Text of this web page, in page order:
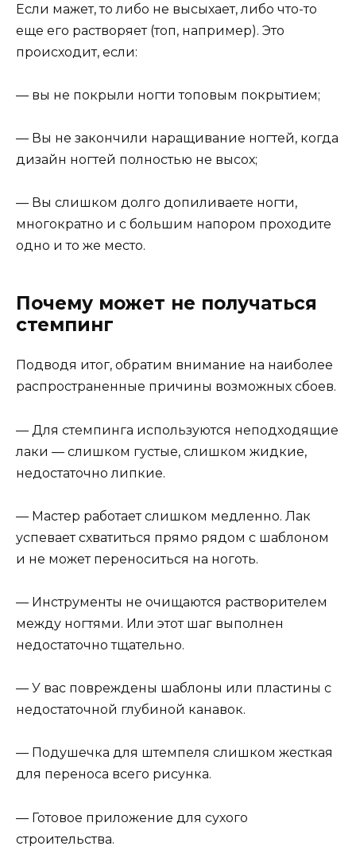
Если мажет, то либо не высыхает, либо что-то
еще его растворяет (топ, например). Это
происходит, если:
— вы не покрыли ногти топовым покрытием;
— Вы не закончили наращивание ногтей, когда
дизайн ногтей полностью не высох;
— Вы слишком долго допиливаете ногти,
многократно и с большим напором проходите
одно и то же место.
Почему может не получаться
стемпинг
Подводя итог, обратим внимание на наиболее
распространенные причины возможных сбоев.
— Для стемпинга используются неподходящие
лаки — слишком густые, слишком жидкие,
недостаточно липкие.
— Мастер работает слишком медленно. Лак
успевает схватиться прямо рядом с шаблоном
и не может переноситься на ноготь.
— Инструменты не очищаются растворителем
между ногтями. Или этот шаг выполнен
недостаточно тщательно.
— У вас повреждены шаблоны или пластины с
недостаточной глубиной канавок.
— Подушечка для штемпеля слишком жесткая
для переноса всего рисунка.
— Готовое приложение для сухого
строительства.